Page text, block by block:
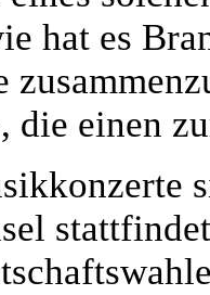
hat es
die einen